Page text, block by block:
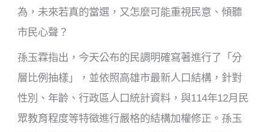
為，未來若真的當選，又怎麼可能重視民意、傾聽
市民心聲？
孫玉霖指出，今天公布的民調明確寫著進行了「分
層比例抽樣」，並依照高雄市最新人口結構，針對
性別、年齡、行政區人口統計資料，與114年12月民
眾教育程度等特徵進行嚴格的結構加權修正。孫玉